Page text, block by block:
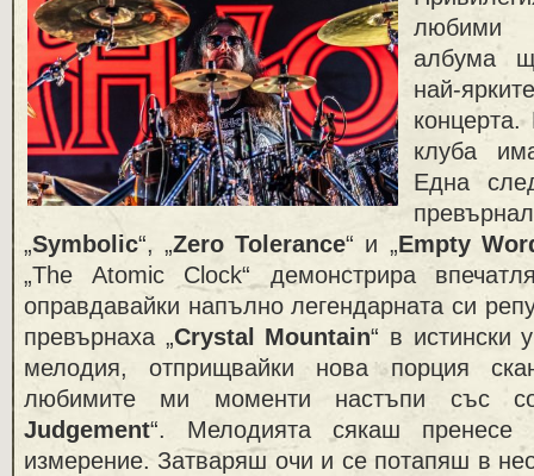
любими
албума
най-
клуба
Една
„Symbolic“, „Zero Tolerance“ и „Empty
„The Atomic Clock“ демонстрира
оправдавайки напълно легендарната си
превърнаха „Crystal Mountain“ в истински
мелодия, отприщвайки нова порция
любимите ми моменти настъпи със
Judgement“. Мелодията сякаш пренесе
измерение. Затваряш очи и се потапяш в